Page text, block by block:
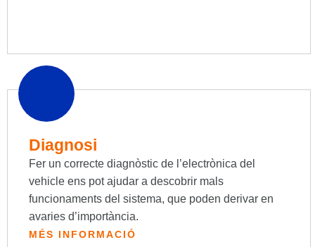
Diagnosi
Fer un correcte diagnòstic de l’electrònica del
vehicle ens pot ajudar a descobrir mals
funcionaments del sistema, que poden derivar en
avaries d’importància.
MÉS INFORMACIÓ